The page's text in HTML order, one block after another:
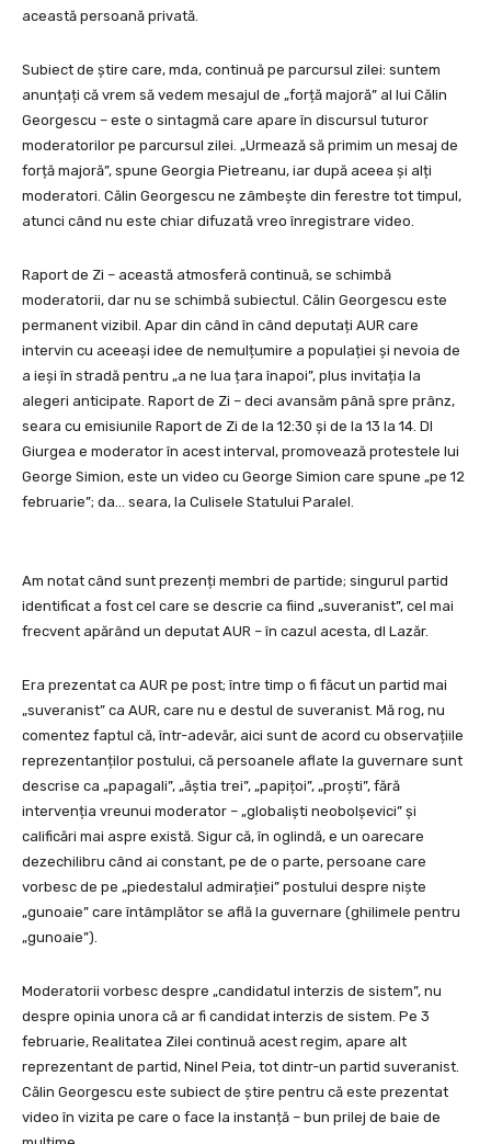
această persoană privată.
Subiect de știre care, mda, continuă pe parcursul zilei: suntem
anunțați că vrem să vedem mesajul de „forță majoră” al lui Călin
Georgescu – este o sintagmă care apare în discursul tuturor
moderatorilor pe parcursul zilei. „Urmează să primim un mesaj de
forță majoră”, spune Georgia Pietreanu, iar după aceea și alți
moderatori. Călin Georgescu ne zâmbește din ferestre tot timpul,
atunci când nu este chiar difuzată vreo înregistrare video.
Raport de Zi – această atmosferă continuă, se schimbă
moderatorii, dar nu se schimbă subiectul. Călin Georgescu este
permanent vizibil. Apar din când în când deputați AUR care
intervin cu aceeași idee de nemulțumire a populației și nevoia de
a ieși în stradă pentru „a ne lua țara înapoi”, plus invitația la
alegeri anticipate. Raport de Zi – deci avansăm până spre prânz,
seara cu emisiunile Raport de Zi de la 12:30 și de la 13 la 14. Dl
Giurgea e moderator în acest interval, promovează protestele lui
George Simion, este un video cu George Simion care spune „pe 12
februarie”; da… seara, la Culisele Statului Paralel.
Am notat când sunt prezenți membri de partide; singurul partid
identificat a fost cel care se descrie ca fiind „suveranist”, cel mai
frecvent apărând un deputat AUR – în cazul acesta, dl Lazăr.
Era prezentat ca AUR pe post; între timp o fi făcut un partid mai
„suveranist” ca AUR, care nu e destul de suveranist. Mă rog, nu
comentez faptul că, într-adevăr, aici sunt de acord cu observațiile
reprezentanților postului, că persoanele aflate la guvernare sunt
descrise ca „papagali”, „ăștia trei”, „papițoi”, „proști”, fără
intervenția vreunui moderator – „globaliști neobolșevici” și
calificări mai aspre există. Sigur că, în oglindă, e un oarecare
dezechilibru când ai constant, pe de o parte, persoane care
vorbesc de pe „piedestalul admirației” postului despre niște
„gunoaie” care întâmplător se află la guvernare (ghilimele pentru
„gunoaie”).
Moderatorii vorbesc despre „candidatul interzis de sistem”, nu
despre opinia unora că ar fi candidat interzis de sistem. Pe 3
februarie, Realitatea Zilei continuă acest regim, apare alt
reprezentant de partid, Ninel Peia, tot dintr-un partid suveranist.
Călin Georgescu este subiect de știre pentru că este prezentat
video în vizita pe care o face la instanță – bun prilej de baie de